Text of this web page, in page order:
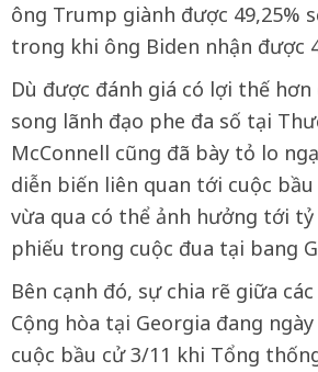
ông Trump giành được 49,25%
trong khi ông Biden nhận được
Dù được đánh giá có lợi thế hơn
song lãnh đạo phe đa số tại
McConnell cũng đã bày tỏ lo
diễn biến liên quan tới cuộc
vừa qua có thể ảnh hưởng tới
phiếu trong cuộc đua tại bang
Bên cạnh đó, sự chia rẽ giữa
Cộng hòa tại Georgia đang
cuộc bầu cử 3/11 khi Tổng